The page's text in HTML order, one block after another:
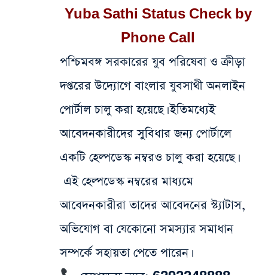
Yuba Sathi Status Check by
Phone Call
পশ্চিমবঙ্গ সরকারের যুব পরিষেবা ও ক্রীড়া
দপ্তরের উদ্যোগে বাংলার যুবসাথী অনলাইন
পোর্টাল চালু করা হয়েছে। ইতিমধ্যেই
আবেদনকারীদের সুবিধার জন্য পোর্টালে
একটি হেল্পডেস্ক নম্বরও চালু করা হয়েছে।
এই হেল্পডেস্ক নম্বরের মাধ্যমে
আবেদনকারীরা তাদের আবেদনের স্ট্যাটাস,
অভিযোগ বা যেকোনো সমস্যার সমাধান
সম্পর্কে সহায়তা পেতে পারেন।